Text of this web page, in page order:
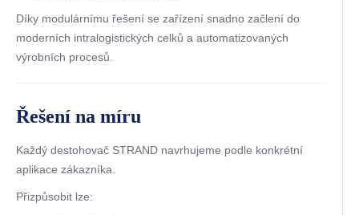
Díky modulárnímu řešení se zařízení snadno začlení do
moderních intralogistických celků a automatizovaných
výrobních procesů.
Řešení na míru
Každý destohovač STRAND navrhujeme podle konkrétní
aplikace zákazníka.
Přizpůsobit lze: